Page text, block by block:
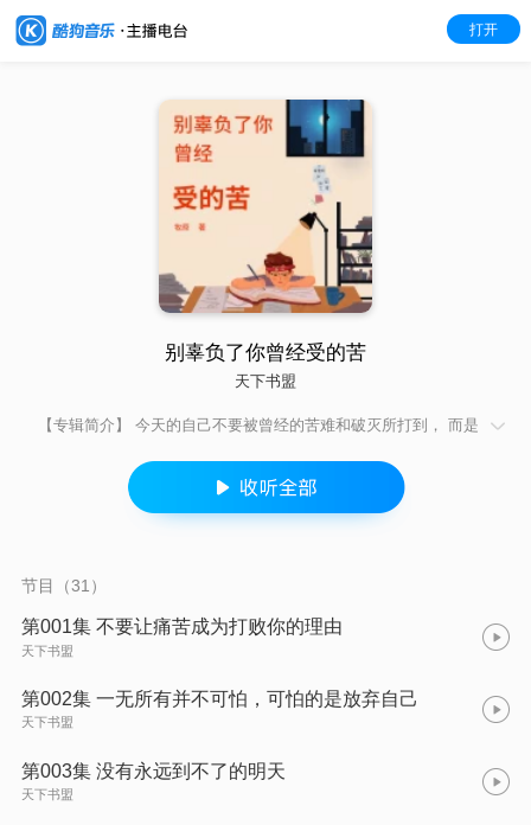
打开
别辜负了你曾经受的苦
天下书盟
【专辑简介】 今天的自己不要被曾经的苦难和破灭所打到， 而是
让自己走得更远。无论什么时候，你要相信美好的事情即将发
生。努力到无能为力，拼搏到感动自己，跨越生活为你设置的一
个个障碍，任何时候，都不能输给自己，都不要辜负了你曾经受
发光的人那得到的启示。从这些故事里，让你学会坚持、学会选
择，给你继续走下去的力量。 【作者简介】 牧原，20世纪70年
代生人，谋生于文化传媒业，专注于策划写作。勤思有得，笔耕
不辍，文笔流畅，富含哲理，策划、写作出版作品几十余部，部
分作品多次再版。新浪微博知名博主、心理学家、知名图书策划
有《人生随时要静心》、《交对人做对事》、《淡然》等。 【主
播】 易小知，普通话一级乙等，擅长新闻播音、节目主持、舞台
才培训讲师。
节目（31）
第001集 不要让痛苦成为打败你的理由
天下书盟
第002集 一无所有并不可怕，可怕的是放弃自己
天下书盟
第003集 没有永远到不了的明天
天下书盟